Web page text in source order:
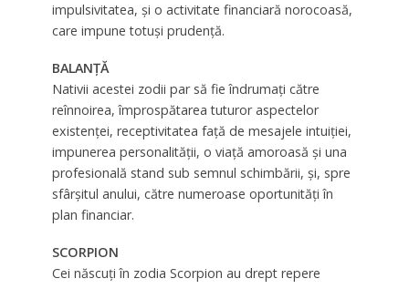
impulsivitatea, şi o activitate financiară norocoasă,
care impune totuşi prudenţă.
BALANȚĂ
Nativii acestei zodii par să fie îndrumați către
reînnoirea, împrospătarea tuturor aspectelor
existenţei, receptivitatea faţă de mesajele intuiţiei,
impunerea personalităţii, o viaţă amoroasă şi una
profesională stand sub semnul schimbării, şi, spre
sfârşitul anului, către numeroase oportunităţi în
plan financiar.
SCORPION
Cei născuți în zodia Scorpion au drept repere